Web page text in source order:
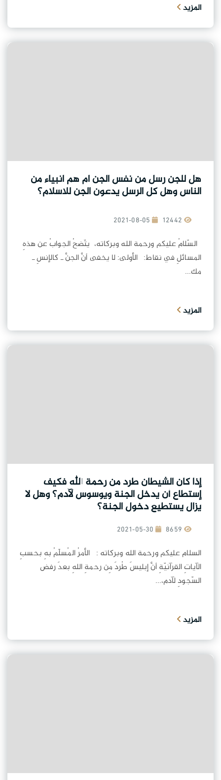
المزيد
هل للجن رسل من نفس الجن ام هم انبياء من
الناس وهل كل الرسل يدعون الجن للاسلام؟
2021-08-05
السّلامُ عليكم ورحمة الله وبركاته، يتّضحُ الجوابُ عن هذهِ
المسائلِ في نقاط: الأولى: لا يخفى أنَّ الجنَّ ـ كالإنسِ ـ
مك...
المزيد
إذا كان الشيطان طرد من رحمة الله فكيف
إستطاع أن يدخل الجنة ويوسوس لآدم؟ وهل لا
يزال يستطيع دخول الجنة؟
2021-05-30
السلام عليكم ورحمة الله وبركاته : الأمرُ المُسلّمُ بهِ بحسبِ
الآياتِ القرآنيّةِ أنَّ إبليسَ طُردَ مِن رحمةِ اللهِ بعدَ رفض
السّجودِ لآدم،...
المزيد